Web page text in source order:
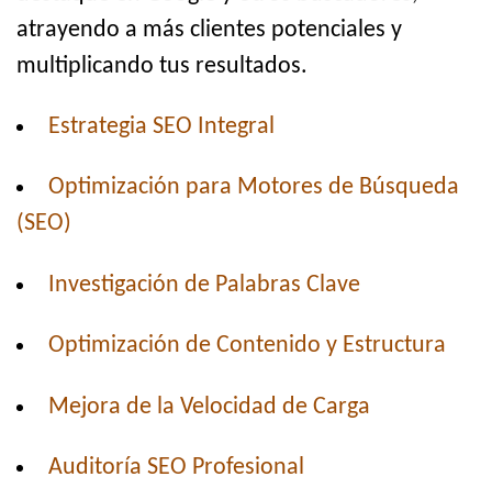
atrayendo a más clientes potenciales y
multiplicando tus resultados.
Estrategia SEO Integral
Optimización para Motores de Búsqueda
(SEO)
Investigación de Palabras Clave
Optimización de Contenido y Estructura
Mejora de la Velocidad de Carga
Auditoría SEO Profesional